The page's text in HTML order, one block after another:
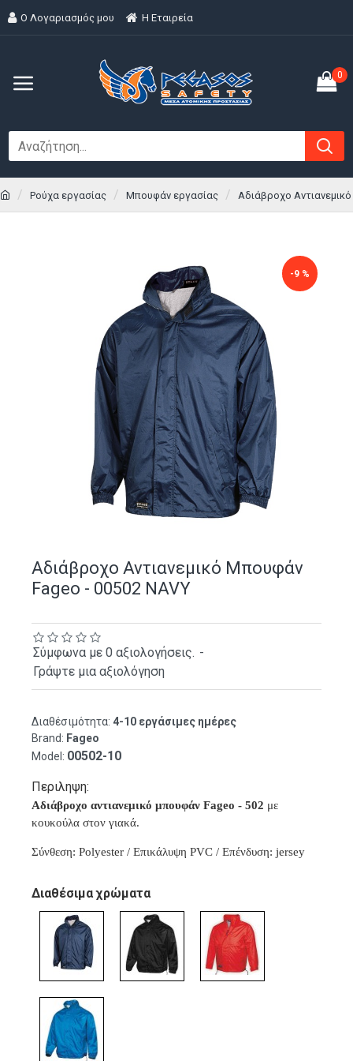
Ο Λογαριασμός μου H Εταιρεία
0
Ρούχα εργασίας Μπουφάν εργασίας Αδιάβροχο
-9 %
Αδιάβροχο Αντιανεμικό Μπουφάν
Fageo - 00502 NAVY
Διαθέσιμότητα: 4-10 εργάσιμες ημέρες
Brand: Fageo
Model: 00502-10
Σύμφωνα με 0 αξιολογήσεις. -
Γράψτε μια αξιολόγηση
Περιληψη:
Αδιάβροχο αντιανεμικό μπουφάν Fageo - 502 με
κουκούλα στον γιακά.
Σύνθεση: Polyester / Επικάλυψη PVC / Επένδυση: jersey
Διαθέσιμα χρώματα